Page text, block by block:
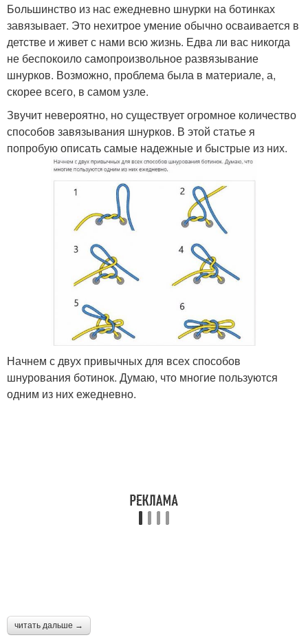
Большинство из нас ежедневно шнурки на ботинках
завязывает. Это нехитрое умение обычно осваивается в
детстве и живет с нами всю жизнь. Едва ли вас никогда
не беспокоило самопроизвольное развязывание
шнурков. Возможно, проблема была в материале, а,
скорее всего, в самом узле.
Звучит невероятно, но существует огромное количество
способов завязывания шнурков. В этой статье я
попробую описать самые надежные и быстрые из них.
Начнем с двух привычных для всех способов
шнурования ботинок. Думаю, что многие пользуются
одним из них ежедневно.
читать дальше →